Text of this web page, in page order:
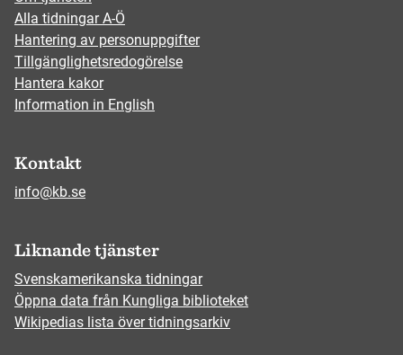
Alla tidningar A-Ö
Hantering av personuppgifter
Tillgänglighetsredogörelse
Hantera kakor
Information in English
Kontakt
info@kb.se
Liknande tjänster
Svenskamerikanska tidningar
Öppna data från Kungliga biblioteket
Wikipedias lista över tidningsarkiv